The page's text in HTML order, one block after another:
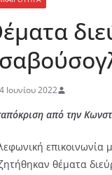
Ιουνίου 2022
από την
επικοινωνία
θέματα